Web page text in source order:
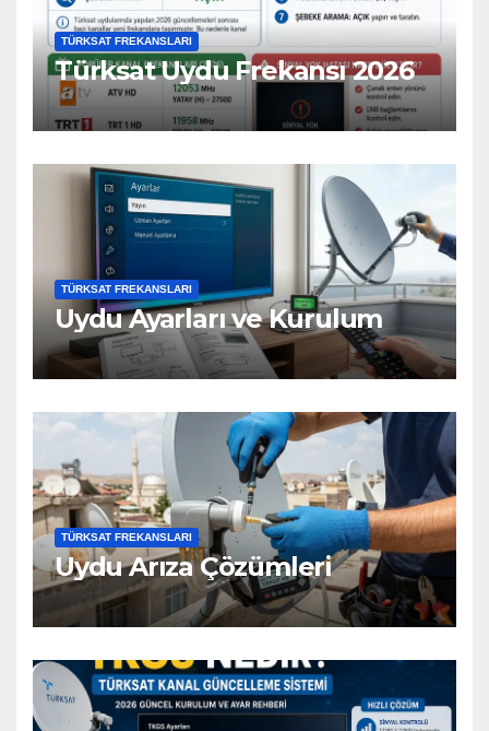
TÜRKSAT FREKANSLARI
Türksat Uydu Frekansı 2026
TÜRKSAT FREKANSLARI
Uydu Ayarları ve Kurulum
TÜRKSAT FREKANSLARI
Uydu Arıza Çözümleri